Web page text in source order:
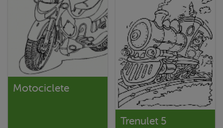
Motociclete
Trenulet 5